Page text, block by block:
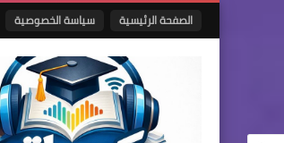
الصفحة الرئيسية سياسة الخصوصية